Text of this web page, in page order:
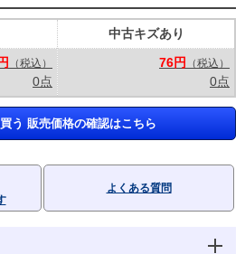
（税込）
0点
中古キズあり
76円
（税込）
0点
う 販売価格の確認はこちら
よくある質問